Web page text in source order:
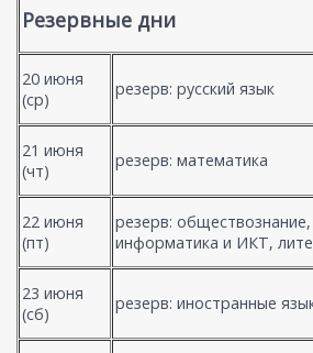
Резервные дни
20 июня
(ср)
резерв: русский язык
21 июня
(чт)
резерв: математика
22 июня
(пт)
резерв:
информатика и ИКТ,
23 июня
(сб)
резерв: иностранные